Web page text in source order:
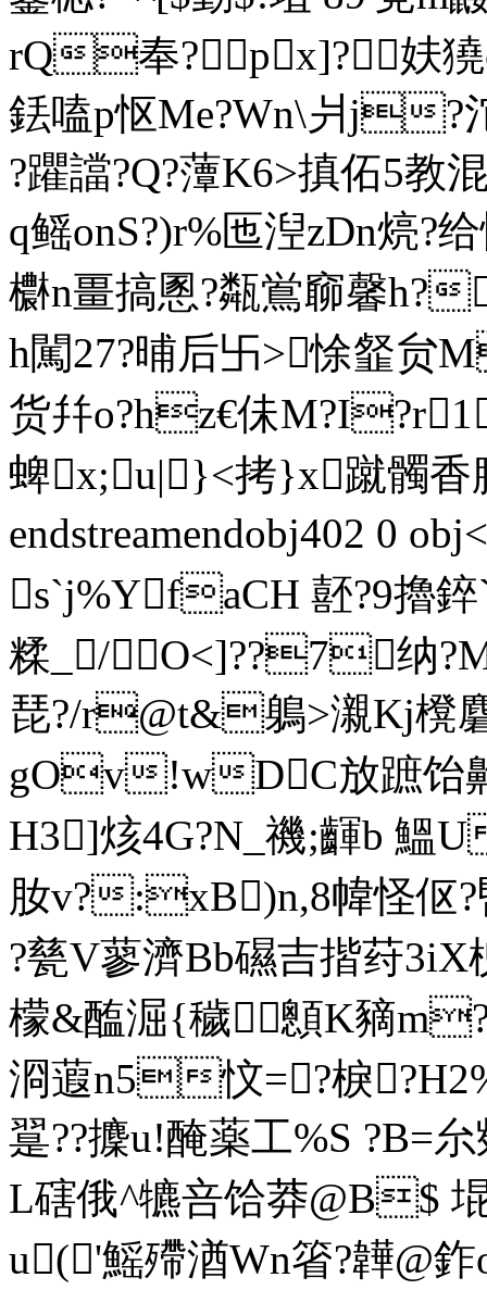
rQ奉?px]? 妋
銩嗑p怄Me?Wn\爿j?沱
?躣譡?Q?藫K6>搷佦5教
q鳐onS?)r%匜湼zDn煷?
欁n畺搞慁?甐鴬窷馨h?
h闖27?晡后卐>悇韰
货幷o?hz€佅
蜱x;u|}<拷}x蹴髑
endstreamendobj402 0
s`j%YfaCH 噽?9擼
糅_/ O<]??7纳
琵?/r@t&鵢>瀙Kj櫈
gOv!wDC放蹠饴
H3]烗4G?N_禨;齳b 鰮
肗v?:xB)n,8幃怪伛?
?甆V蓼濟Bb礘吉揩荮
檬&醢淈{穢顖K豴
浻蕸n5忟=?棙
翨??攈u!醃薬工%S ?B=
L磍俄^犥咅饸莽@B$
u('鰩殢湭Wn箵?韡@